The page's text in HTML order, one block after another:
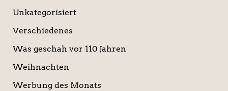
Unkategorisiert
Verschiedenes
Was geschah vor 110 Jahren
Weihnachten
Werbung des Monats